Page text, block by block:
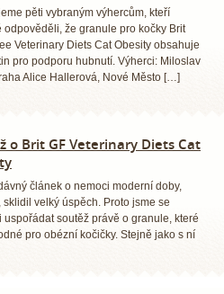
pěti vybraným výhercům, kteří
odpověděli, že granule pro kočky Brit
Veterinary Diets Cat Obesity obsahuje
pro podporu hubnutí. Výherci: Miloslav
Alice Hallerová, Nové Město […]
o Brit GF Veterinary Diets Cat
článek o nemoci moderní doby,
sklidil velký úspěch. Proto jsme se
uspořádat soutěž právě o granule, které
pro obézní kočičky. Stejně jako s ní